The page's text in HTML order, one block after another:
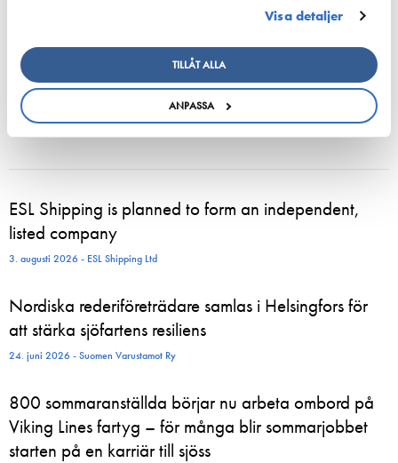
Visa detaljer
TILLÅT ALLA
ANPASSA
ESL Shipping is planned to form an independent,
listed company
3. augusti 2026 - ESL Shipping Ltd
Nordiska rederiföreträdare samlas i Helsingfors för
att stärka sjöfartens resiliens
24. juni 2026 - Suomen Varustamot Ry
800 sommaranställda börjar nu arbeta ombord på
Viking Lines fartyg – för många blir sommarjobbet
starten på en karriär till sjöss